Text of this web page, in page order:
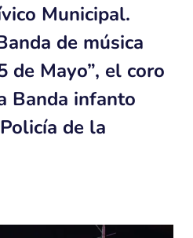
Municipal.
de música
de Mayo”, el coro
Banda infanto
de la